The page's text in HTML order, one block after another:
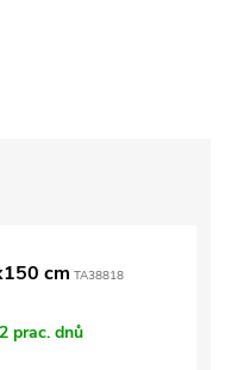
cm TA38818
prac. dnů